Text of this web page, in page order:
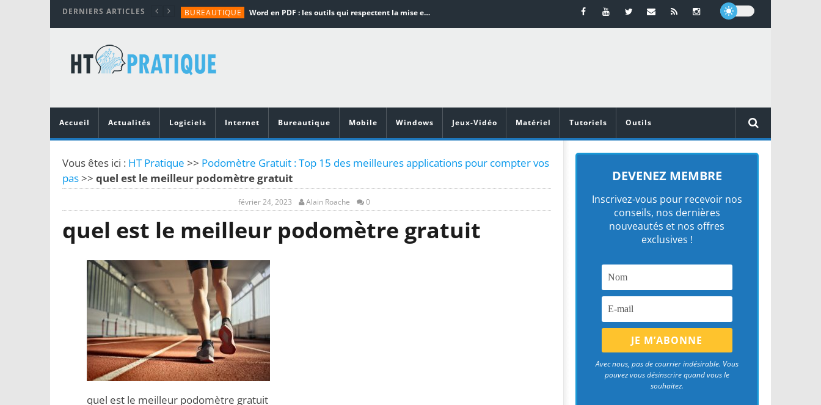
DERNIERS ARTICLES BUREAUTIQUE Word en PDF : les outils qui respectent la mise en page
TUTORIALS
MATÉRIEL
Vidéoprojecteurs Asus : Top 6 des meilleurs modèles de la marque
Accueil
Actualités Logiciels Internet Bureautique Mobile Windows Jeux-Vidéo Matériel Tutoriels Outils
Vous êtes ici : HT Pratique >> Podomètre Gratuit : Top 15 des meilleures applications pour compter vos
pas>> quel est le meilleur podomètre gratuit
février 24, 2023 Alain Roache 0
quel est le meilleur podomètre gratuit
quel est le meilleur podomètre gratuit
DEVENEZ MEMBRE
Inscrivez-vous pour recevoir nos
conseils, nos dernières
nouveautés et nos offres
exclusives !
Avec nous, pas de courrier indésirable. Vous
pouvez vous désinscrire quand vous le
souhaitez.